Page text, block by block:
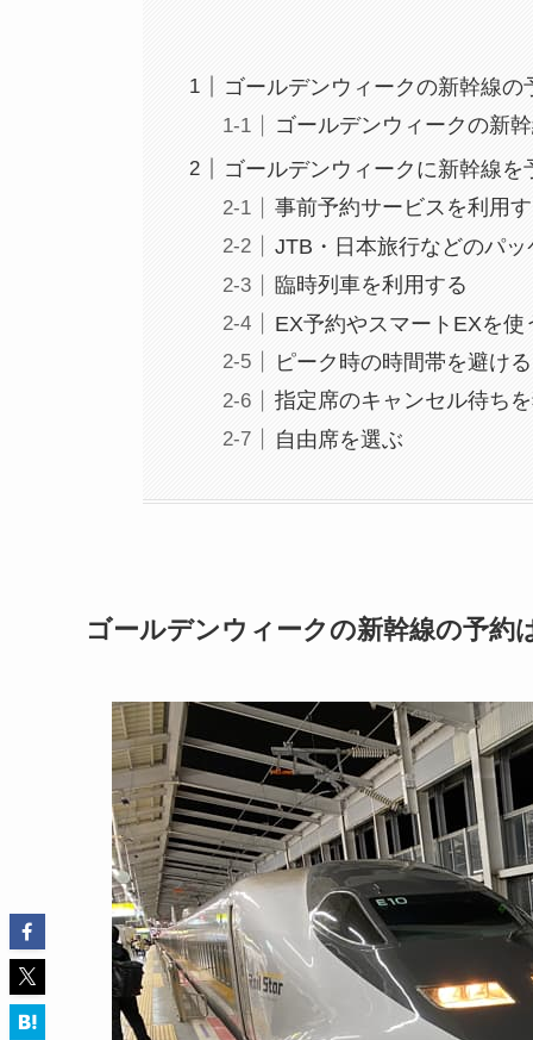
ゴールデンウィークの新幹線
ゴールデンウィークの新
ゴールデンウィークに新幹線を
事前予約サービスを利用
JTB・日本旅行などのパ
臨時列車を利用する
EX予約やスマートEXを使
ピーク時の時間帯を避ける
指定席のキャンセル待ち
自由席を選ぶ
ゴールデンウィークの新幹線の予約